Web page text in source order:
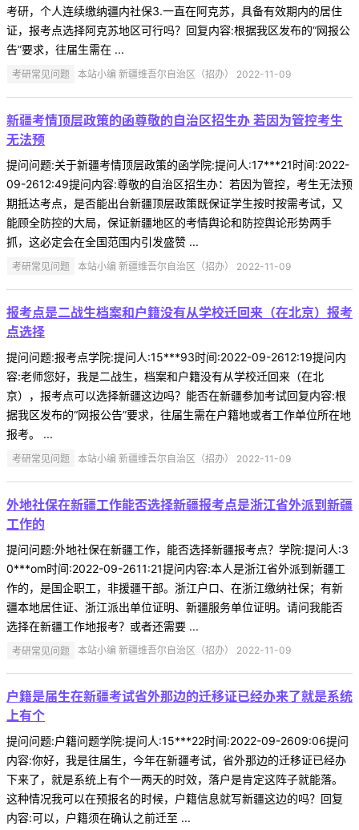
考研，个人连续缴纳疆内社保3.一直在阿克苏，具备有效期内的居住
证，报考点选择阿克苏地区可行吗？回复内容:根据我区发布的“网报公
告”要求，往届生需在 ...
考研常见问题 本站小编 新疆维吾尔自治区（招办） 2022-11-09
新疆考情顶层政策的函尊敬的自治区招生办 若因为管控考生
无法预
提问问题:关于新疆考情顶层政策的函学院:提问人:17***21时间:2022-
09-2612:49提问内容:尊敬的自治区招生办：若因为管控，考生无法预
期抵达考点，是否能出台新疆顶层政策既保证学生按时按需考试，又
能顾全防控的大局，保证新疆地区的考情舆论和防控舆论形势两手
抓，这必定会在全国范围内引发盛赞 ...
考研常见问题 本站小编 新疆维吾尔自治区（招办） 2022-11-09
报考点是二战生档案和户籍没有从学校迁回来（在北京）报考
点选择
提问问题:报考点学院:提问人:15***93时间:2022-09-2612:19提问内
容:老师您好，我是二战生，档案和户籍没有从学校迁回来（在北
京），报考点可以选择新疆这边吗？能否在新疆参加考试回复内容:根
据我区发布的“网报公告”要求，往届生需在户籍地或者工作单位所在地
报考。 ...
考研常见问题 本站小编 新疆维吾尔自治区（招办） 2022-11-09
外地社保在新疆工作能否选择新疆报考点是浙江省外派到新疆
工作的
提问问题:外地社保在新疆工作，能否选择新疆报考点？学院:提问人:3
0***om时间:2022-09-2611:21提问内容:本人是浙江省外派到新疆工
作的，是国企职工，非援疆干部。浙江户口、在浙江缴纳社保；有新
疆本地居住证、浙江派出单位证明、新疆服务单位证明。请问我能否
选择在新疆工作地报考？或者还需要 ...
考研常见问题 本站小编 新疆维吾尔自治区（招办） 2022-11-09
户籍是届生在新疆考试省外那边的迁移证已经办来了就是系统
上有个
提问问题:户籍问题学院:提问人:15***22时间:2022-09-2609:06提问
内容:你好，我是往届生，今年在新疆考试，省外那边的迁移证已经办
下来了，就是系统上有个一两天的时效，落户是肯定这阵子就能落。
这种情况我可以在预报名的时候，户籍信息就写新疆这边的吗？回复
内容:可以，户籍须在确认之前迁至 ...